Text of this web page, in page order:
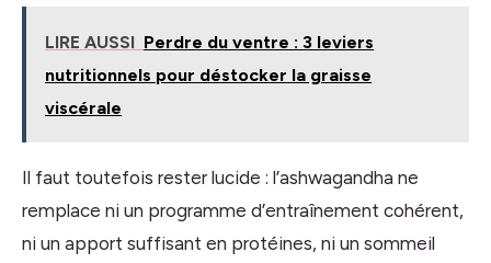
LIRE AUSSI Perdre du ventre : 3 leviers
nutritionnels pour déstocker la graisse
viscérale
Il faut toutefois rester lucide : l’ashwagandha ne
remplace ni un programme d’entraînement cohérent,
ni un apport suffisant en protéines, ni un sommeil